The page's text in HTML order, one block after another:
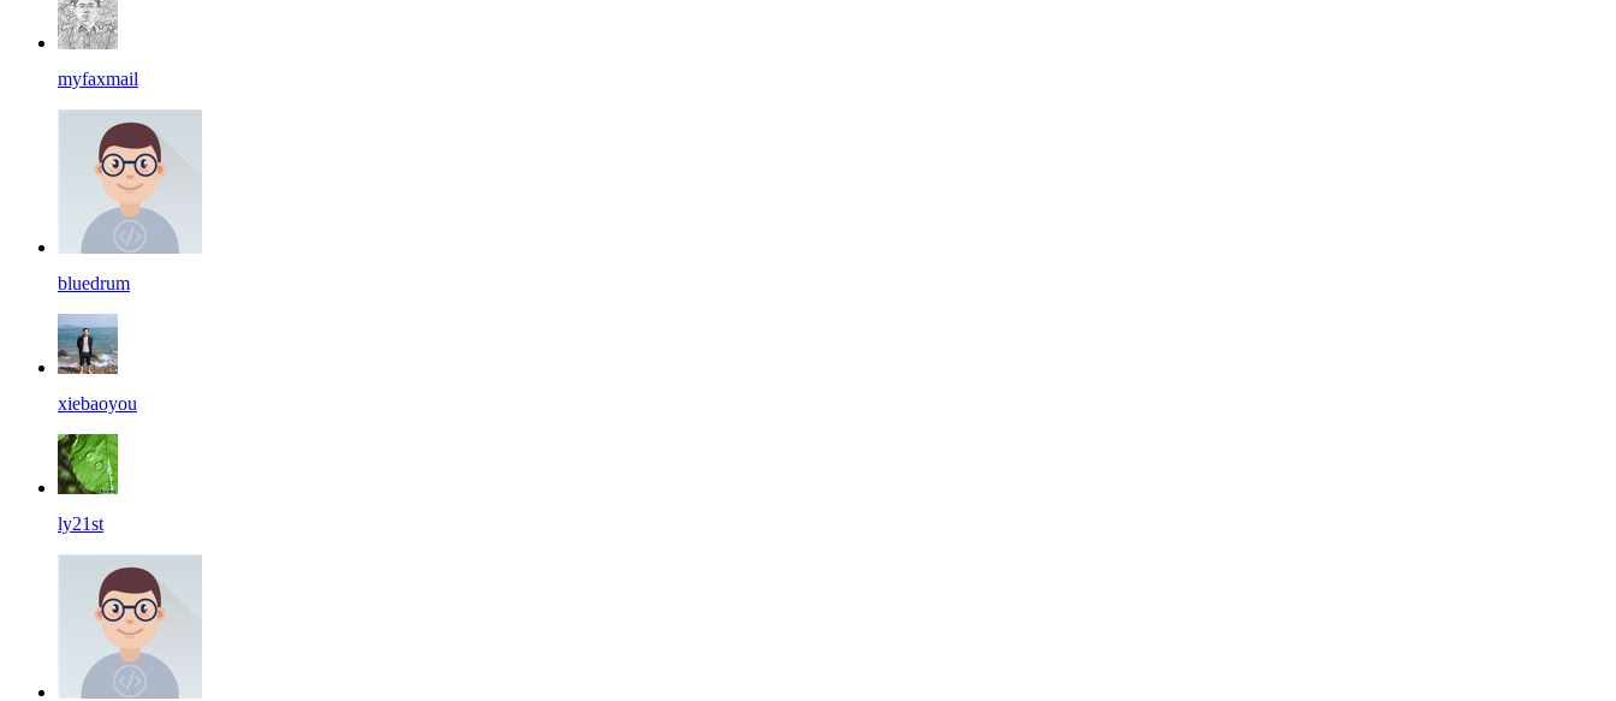
myfaxmail
bluedrum
xiebaoyou
ly21st